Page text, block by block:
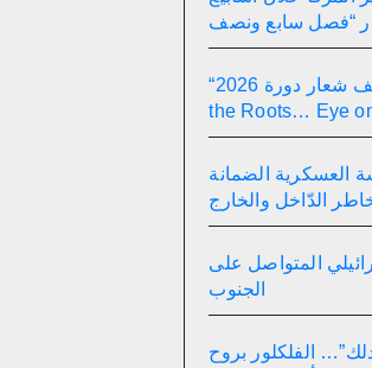
“الموركس دور” يكشف شعار دورة 2026 ” Back to
the Roots… Eye
العسكرية الضمانة
الدّاخل والخارج
المتواصل على
الجنوب
الفلكلور بروح